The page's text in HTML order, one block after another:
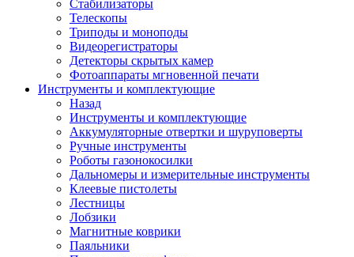
Стабилизаторы
Телескопы
Триподы и моноподы
Видеорегистраторы
Детекторы скрытых камер
Фотоаппараты мгновенной печати
Инструменты и комплектующие
Назад
Инструменты и комплектующие
Аккумуляторные отвертки и шуруповерты
Ручные инструменты
Роботы газонокосилки
Дальномеры и измерительные инструменты
Клеевые пистолеты
Лестницы
Лобзики
Магнитные коврики
Паяльники